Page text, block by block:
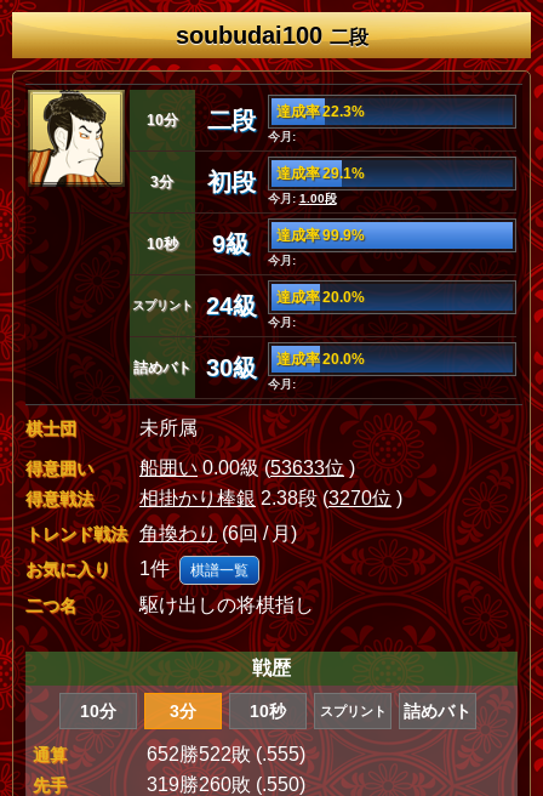
soubudai100二段
10分 二段 達成率 22.3%
今月:
3分 初段 達成率 29.1%
今月:1.00段
10秒 9級 達成率 99.9%
今月:
スプリント 24級 達成率 20.0%
今月:
詰めバト 30級 達成率 20.0%
今月:
棋士団 未所属
得意囲い 船囲い0.00級 (53633位)
得意戦法 相掛かり棒銀2.38段 (3270位 )
トレンド戦法 角換わり(6回 / 月)
お気に入り 1件 棋譜一覧
二つ名 駆け出しの将棋指し
戦歴
10分 3分 10秒 スプリント 詰めバト
通算 652勝522敗 (.555)
先手 319勝260敗 (.550)